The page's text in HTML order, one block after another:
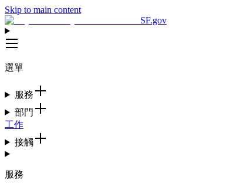
Skip to main content
SF.gov
選單
服務
部門
工作
接觸
服務